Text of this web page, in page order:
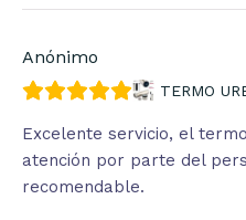
Anónimo
TERMO
Excelente servicio, el
atención por parte del
recomendable.